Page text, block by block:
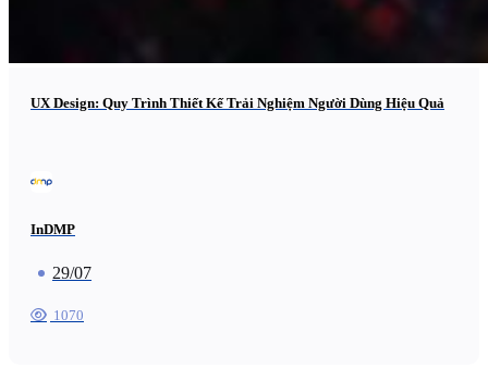
UX Design: Quy Trình Thiết Kế Trải Nghiệm Người Dùng Hiệu Quả
InDMP
29/07
1070